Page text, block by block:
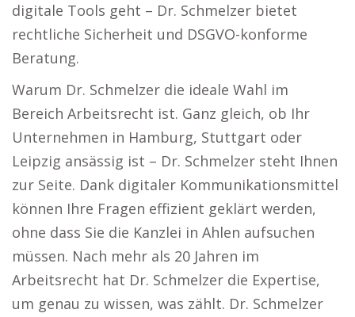
digitale Tools geht – Dr. Schmelzer bietet
rechtliche Sicherheit und DSGVO-konforme
Beratung.
Warum Dr. Schmelzer die ideale Wahl im
Bereich Arbeitsrecht ist. Ganz gleich, ob Ihr
Unternehmen in Hamburg, Stuttgart oder
Leipzig ansässig ist – Dr. Schmelzer steht Ihnen
zur Seite. Dank digitaler Kommunikationsmittel
können Ihre Fragen effizient geklärt werden,
ohne dass Sie die Kanzlei in Ahlen aufsuchen
müssen. Nach mehr als 20 Jahren im
Arbeitsrecht hat Dr. Schmelzer die Expertise,
um genau zu wissen, was zählt. Dr. Schmelzer